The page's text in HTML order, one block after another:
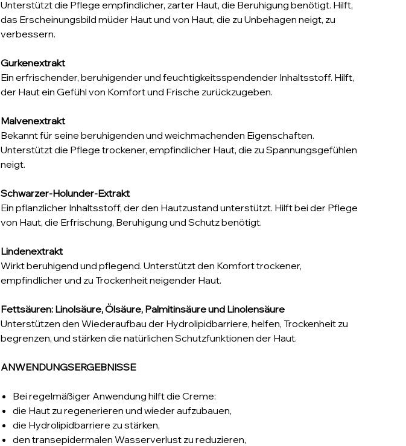
Unterstützt die Pflege empfindlicher, zarter Haut, die Beruhigung benötigt. Hilft,
das Erscheinungsbild müder Haut und von Haut, die zu Unbehagen neigt, zu
verbessern.
Gurkenextrakt
Ein erfrischender, beruhigender und feuchtigkeitsspendender Inhaltsstoff. Hilft,
der Haut ein Gefühl von Komfort und Frische zurückzugeben.
Malvenextrakt
Bekannt für seine beruhigenden und weichmachenden Eigenschaften.
Unterstützt die Pflege trockener, empfindlicher Haut, die zu Spannungsgefühlen
neigt.
Schwarzer-Holunder-Extrakt
Ein pflanzlicher Inhaltsstoff, der den Hautzustand unterstützt. Hilft bei der Pflege
von Haut, die Erfrischung, Beruhigung und Schutz benötigt.
Lindenextrakt
Wirkt beruhigend und pflegend. Unterstützt den Komfort trockener,
empfindlicher und zu Trockenheit neigender Haut.
Fettsäuren: Linolsäure, Ölsäure, Palmitinsäure und Linolensäure
Unterstützen den Wiederaufbau der Hydrolipidbarriere, helfen, Trockenheit zu
begrenzen, und stärken die natürlichen Schutzfunktionen der Haut.
ANWENDUNGSERGEBNISSE
Bei regelmäßiger Anwendung hilft die Creme:
die Haut zu regenerieren und wieder aufzubauen,
die Hydrolipidbarriere zu stärken,
den transepidermalen Wasserverlust zu reduzieren,